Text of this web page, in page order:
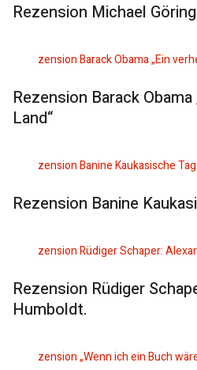
Rezension Michael
Rezension Barack
Land“
Rezension Banine
Rezension Rüdiger
Humboldt.